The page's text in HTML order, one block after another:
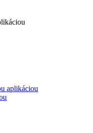
aplikáciou